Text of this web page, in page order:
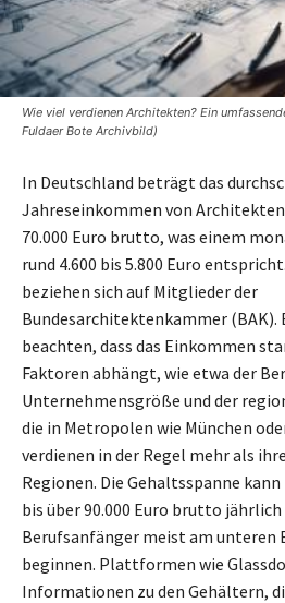
Wie viel verdienen Architekten? Ein
Fuldaer Bote Archivbild)
In Deutschland beträgt das
Jahreseinkommen von Architekten
70.000 Euro brutto, was einem
rund 4.600 bis 5.800 Euro
beziehen sich auf Mitglieder der
Bundesarchitektenkammer (BAK).
beachten, dass das Einkommen
Faktoren abhängt, wie etwa der
Unternehmensgröße und der
die in Metropolen wie München
verdienen in der Regel mehr als
Regionen. Die Gehaltsspanne
bis über 90.000 Euro brutto
Berufsanfänger meist am unteren
beginnen. Plattformen wie
Informationen zu den Gehältern,